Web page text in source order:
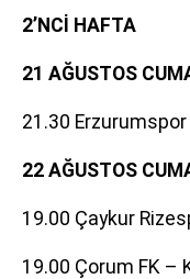
2’NCİ HAFTA
21 AĞUSTOS
21.30
22 AĞUSTOS
19.00 Çaykur
19.00 Çorum FK –